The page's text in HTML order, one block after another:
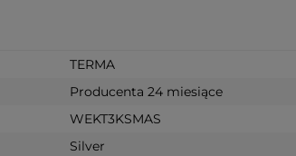
TERMA
Producenta 24 miesiące
WEKT3KSMAS
Silver